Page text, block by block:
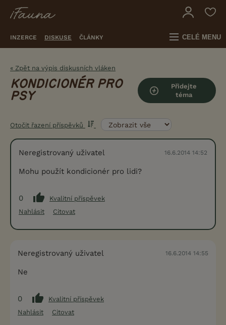
INZERCE DISKUSE ČLÁNKY CELÉ MENU
« Zpět na výpis diskusních vláken
KONDICIONÉR PRO
PSY
Přidejte
téma
Otočit řazení příspěvků
Neregistrovaný uživatel 16.6.2014 14:52
Mohu použít kondicionér pro lidi?
0
Kvalitní příspěvek
Nahlásit
Citovat
Neregistrovaný uživatel 16.6.2014 14:55
Ne
0
Kvalitní příspěvek
Nahlásit
Citovat